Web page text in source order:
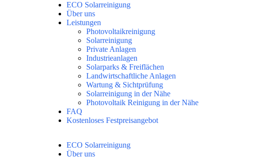
ECO Solarreinigung
Über uns
Leistungen
Photovoltaikreinigung
Solarreinigung
Private Anlagen
Industrieanlagen
Solarparks & Freiflächen
Landwirtschaftliche Anlagen
Wartung & Sichtprüfung
Solarreinigung in der Nähe
Photovoltaik Reinigung in der Nähe
FAQ
Kostenloses Festpreisangebot
ECO Solarreinigung
Über uns